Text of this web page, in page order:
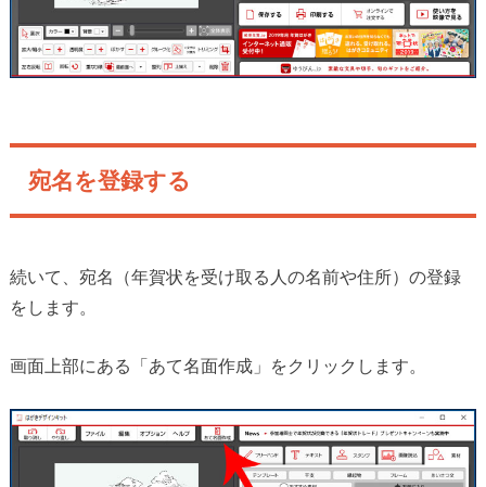
宛名を登録する
続いて、宛名（年賀状を受け取る人の名前や住所）の登録
をします。
画面上部にある「あて名面作成」をクリックします。